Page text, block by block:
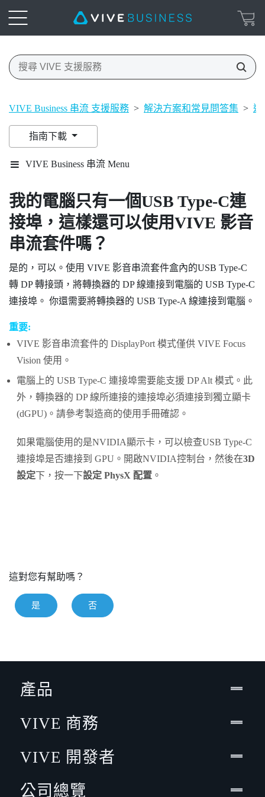
VIVE Business 串流 支援服務 > 解決方案和常見問答集 > 連
指南下載
VIVE Business 串流 Menu
我的電腦只有一個USB Type-C連
接埠，這樣還可以使用VIVE 影音
串流套件嗎？
是的，可以。使用 VIVE 影音串流套件盒內的USB Type-C
轉 DP 轉接頭，將轉換器的 DP 線連接到電腦的 USB Type-C
連接埠。 你還需要將轉換器的 USB Type-A 線連接到電腦。
重要:
VIVE 影音串流套件的 DisplayPort模式僅供 VIVE Focus
Vision 使用。
電腦上的 USB Type-C 連接埠需要能支援 DP Alt 模式。此
外， 轉換器的 DP 線所連接的連接埠必須連接到獨立顯卡
(dGPU)。請參考製造商的使用手冊確認。
如果電腦使用的是NVIDIA顯示卡，可以檢查USB Type-C
連接埠是否連接到 GPU。開啟NVIDIA控制台，然後在3D
設定下，按一下設定 PhysX 配置。
這對您有幫助嗎？
是 否
產品
VIVE 商務
VIVE 開發者
公司總覽